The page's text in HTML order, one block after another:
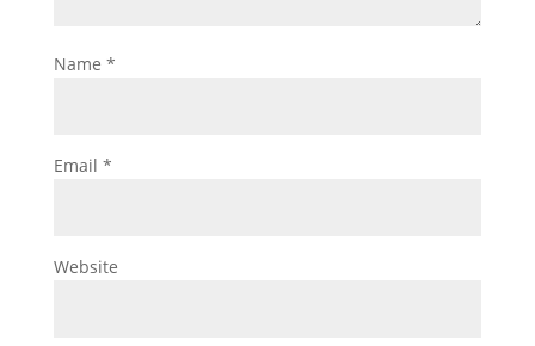
Name *
Email *
Website